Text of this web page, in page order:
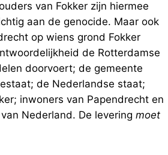
van Fokker zijn hiermee
aan de genocide. Maar ook
op wiens grond Fokker
de Rotterdamse
doorvoert; de gemeente
de Nederlandse staat;
inwoners van Papendrecht en
Nederland. De levering moet